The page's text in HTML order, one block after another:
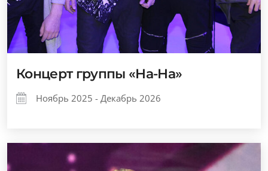
Концерт группы «На-На»
Ноябрь 2025 - Декабрь 2026